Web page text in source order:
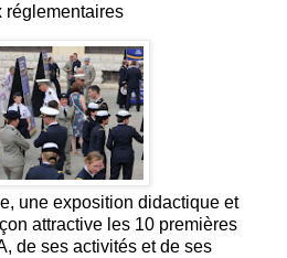
réglementaires
une exposition didactique et
attractive les 10 premières
de ses activités et de ses